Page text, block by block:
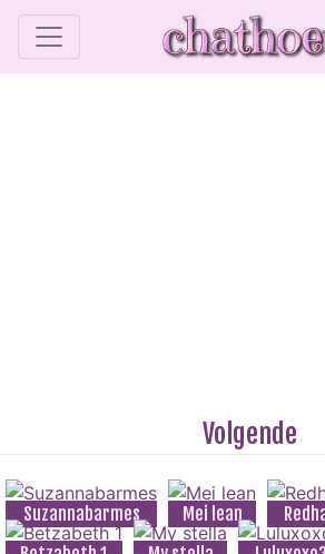
Volgende
Suzannabarmes Mei lean